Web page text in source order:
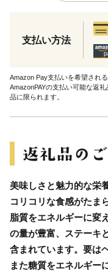
支払い方法
Amazon Pay支払いを希望され
AmazonPAYの支払い可能な返
品に限られます。
美味しさと魅力的な栄
コリコリな食感がたま
脂質をエネルギーに変
の量が豊富、ステーキ
含まれています。要は
また糖質をエネルギー